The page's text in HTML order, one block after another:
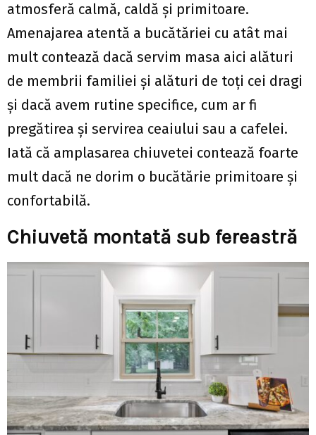
atmosferă calmă, caldă și primitoare.
Amenajarea atentă a bucătăriei cu atât mai
mult contează dacă servim masa aici alături
de membrii familiei și alături de toți cei dragi
și dacă avem rutine specifice, cum ar fi
pregătirea și servirea ceaiului sau a cafelei.
Iată că amplasarea chiuvetei contează foarte
mult dacă ne dorim o bucătărie primitoare și
confortabilă.
Chiuvetă montată sub fereastră